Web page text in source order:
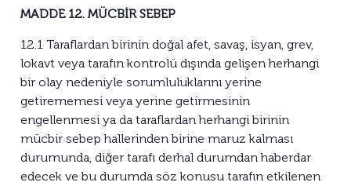
MADDE 12. MÜCBİR SEBEP
12.1 Taraflardan birinin doğal afet, savaş, isyan, grev,
lokavt veya tarafın kontrolü dışında gelişen herhangi
bir olay nedeniyle sorumluluklarını yerine
getirememesi veya yerine getirmesinin
engellenmesi ya da taraflardan herhangi birinin
mücbir sebep hallerinden birine maruz kalması
durumunda, diğer tarafı derhal durumdan haberdar
edecek ve bu durumda söz konusu tarafın etkilenen